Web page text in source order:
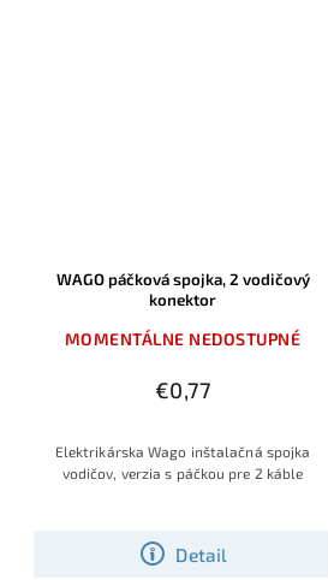
WAGO páčková spojka, 2 vodičový
konektor
MOMENTÁLNE NEDOSTUPNÉ
€0,77
Detail
Elektrikárska Wago inštalačná spojka
vodičov, verzia s páčkou pre 2 káble